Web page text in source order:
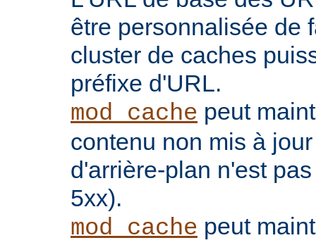
être personnalisée de
cluster de caches
préfixe d'URL.
mod_cache peut
contenu non mis à
d'arrière-plan n'est
5xx).
mod_cache peut